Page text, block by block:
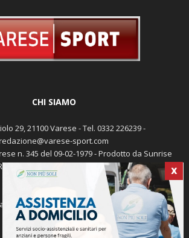
X
CHI SIAMO
29, 21100 Varese - Tel. 0332 226239 -
sport.com
n. 345 del 09-02-1979 - Prodotto da Sunrise
Michele Marocco -Cookie policy
Pubblicità
redazione@varese-sport.com